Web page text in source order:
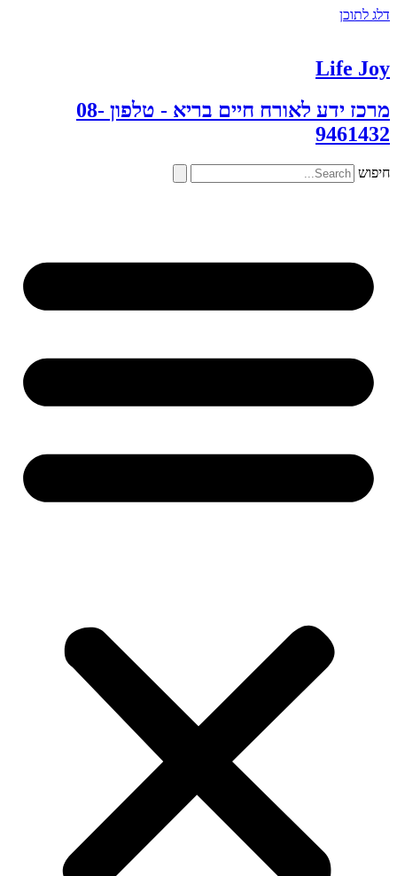
דלג לתוכן
Life Joy
מרכז ידע לאורח חיים בריא - טלפון 08-
9461432
חיפוש